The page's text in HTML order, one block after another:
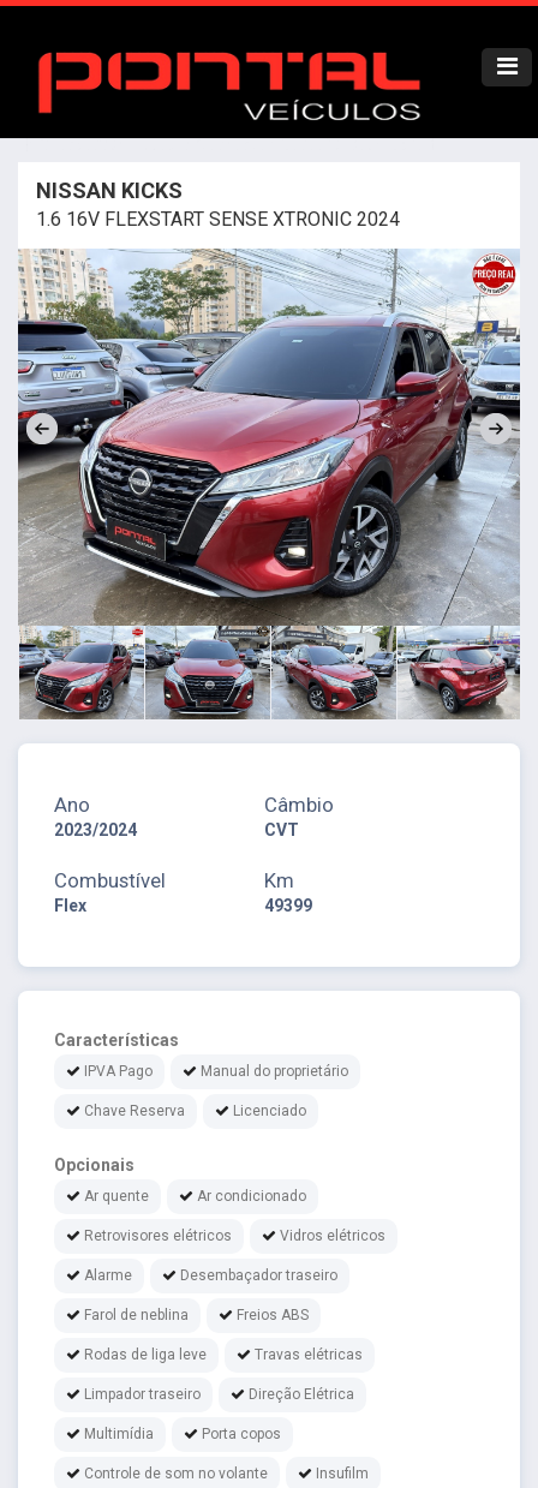
NISSAN KICKS
1.6 16V FLEXSTART SENSE XTRONIC 2024
Ano
2023/2024
Câmbio
CVT
Combustível
Flex
Km
49399
Características
IPVA Pago Manual do proprietário
Chave Reserva Licenciado
Opcionais
Ar quente Ar condicionado
Retrovisores elétricos Vidros elétricos
Alarme Desembaçador traseiro
Farol de neblina Freios ABS
Rodas de liga leve Travas elétricas
Limpador traseiro Direção Elétrica
Multimídia Porta copos
Controle de som no volante Insufilm